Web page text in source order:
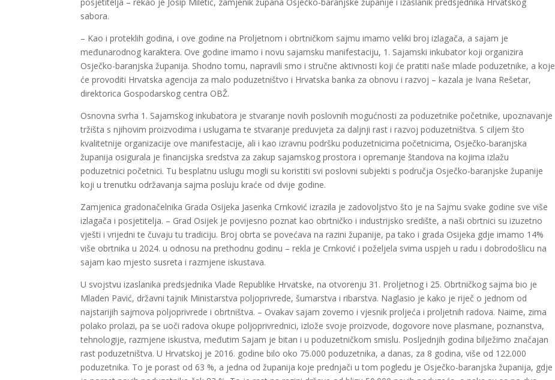
sabora.
– Kao i proteklih godina, i ove godine na Proljetnom i obrtničkom sajmu imamo veliki broj izlagača, a sajam je
međunarodnog karaktera. Ove godine imamo i novu sajamsku manifestaciju, 1. Sajamski inkubator koji organizira
Osječko-baranjska županija. Shodno tomu, napravili smo i stručne aktivnosti koji će pratiti naše mlade poduzetnike, a koje
će provoditi Hrvatska agencija za malo poduzetništvo i Hrvatska banka za obnovu i razvoj – kazala je Ivana Rešetar,
direktorica Gospodarskog centra OBŽ.
Osnovna svrha 1. Sajamskog inkubatora je stvaranje novih poslovnih mogućnosti za poduzetnike početnike, upoznavanje
tržišta s njihovim proizvodima i uslugama te stvaranje preduvjeta za daljnji rast i razvoj poduzetništva. S ciljem što
kvalitetnije organizacije ove manifestacije, ali i kao izravnu podršku poduzetnicima početnicima, Osječko-baranjska
županija osigurala je financijska sredstva za zakup sajamskog prostora i opremanje štandova na kojima izlažu
poduzetnici početnici. Tu besplatnu uslugu mogli su koristiti svi poslovni subjekti s područja Osječko-baranjske županije
koji u trenutku održavanja sajma posluju kraće od dvije godine.
Zamjenica gradonačelnika Grada Osijeka Jasenka Crnković izrazila je zadovoljstvo što je na Sajmu svake godine sve više
izlagača i posjetitelja. – Grad Osijek je povijesno poznat kao obrtničko i industrijsko središte, a naši obrtnici su izuzetno
vješti i vrijedni te čuvaju tu tradiciju. Broj obrta se povećava na razini županije, pa tako i grada Osijeka gdje imamo 14%
više obrtnika u 2024. u odnosu na prethodnu godinu – rekla je Crnković i poželjela svima uspjeh u radu i dobrodošlicu na
sajam kao mjesto susreta i razmjene iskustava.
U svojstvu izaslanika predsjednika Vlade Republike Hrvatske, na otvorenju 31. Proljetnog i 25. Obrtničkog sajma bio je
Mladen Pavić, državni tajnik Ministarstva poljoprivrede, šumarstva i ribarstva. Naglasio je kako je riječ o jednom od
najstarijih sajmova poljoprivrede i obrtništva. – Ovakav sajam zovemo i vjesnik proljeća i proljetnih radova. Naime, zima
polako prolazi, pa se uoči radova okupe poljoprivrednici, izlože svoje proizvode, dogovore nove plasmane, poznanstva,
tehnologije, razmjene iskustva, međutim Sajam je bitan i u poduzetničkom smislu. Posljednjih godina bilježimo značajan
rast poduzetništva. U Hrvatskoj je 2016. godine bilo oko 75.000 poduzetnika, a danas, za 8 godina, više od 122.000
poduzetnika. To je porast od 63 %, a jedna od županija koje prednjači u tom pogledu je Osječko-baranjska županija, gdje